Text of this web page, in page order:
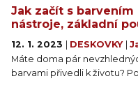
Jak začít s
nástroje, základní
12. 1. 2023 DESKOVKY
Máte doma pár
barvami přivedli k životu?